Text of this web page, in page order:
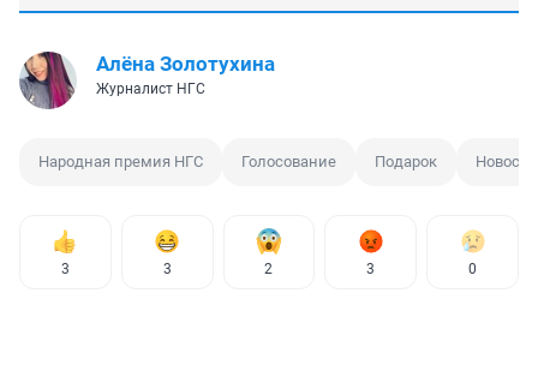
Алёна Золотухина
Журналист НГС
Народная премия НГС Голосование Подарок
3 3 2 3 0